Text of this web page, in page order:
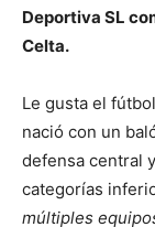
Deportiva SL
Celta.
Le gusta el
nació con un
defensa central
categorías
múltiples